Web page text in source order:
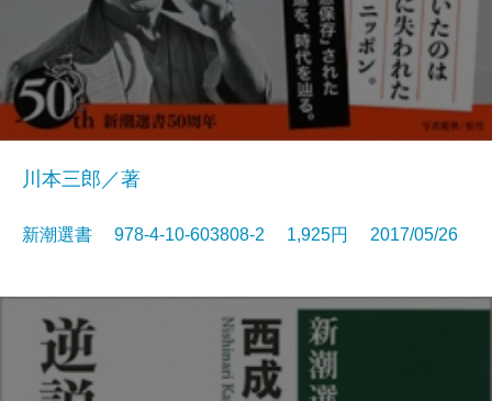
川本三郎／著
新潮選書 978-4-10-603808-2 1,925円 2017/05/26